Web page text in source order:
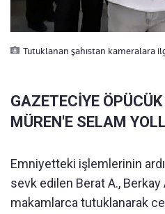
Tutuklanan şahıstan kameralara
GAZETECİYE
MÜREN'E SELAM
Emniyetteki işlemlerinin
sevk edilen Berat A., Berkay
makamlarca tutuklanarak